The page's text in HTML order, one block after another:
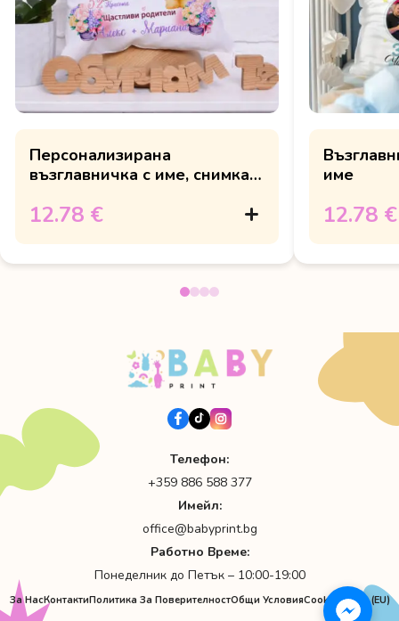
Персонализирана
възглавничка с име, снимка и
12.78 €
име
12.78 €
Телефон:
+359 886 588 377
Имейл:
office@babyprint.bg
Работно Време:
Понеделник до Петък – 10:00-19:00
За НасКонтактиПолитика За ПоверителностОбщи УсловияCookie Policy (EU)